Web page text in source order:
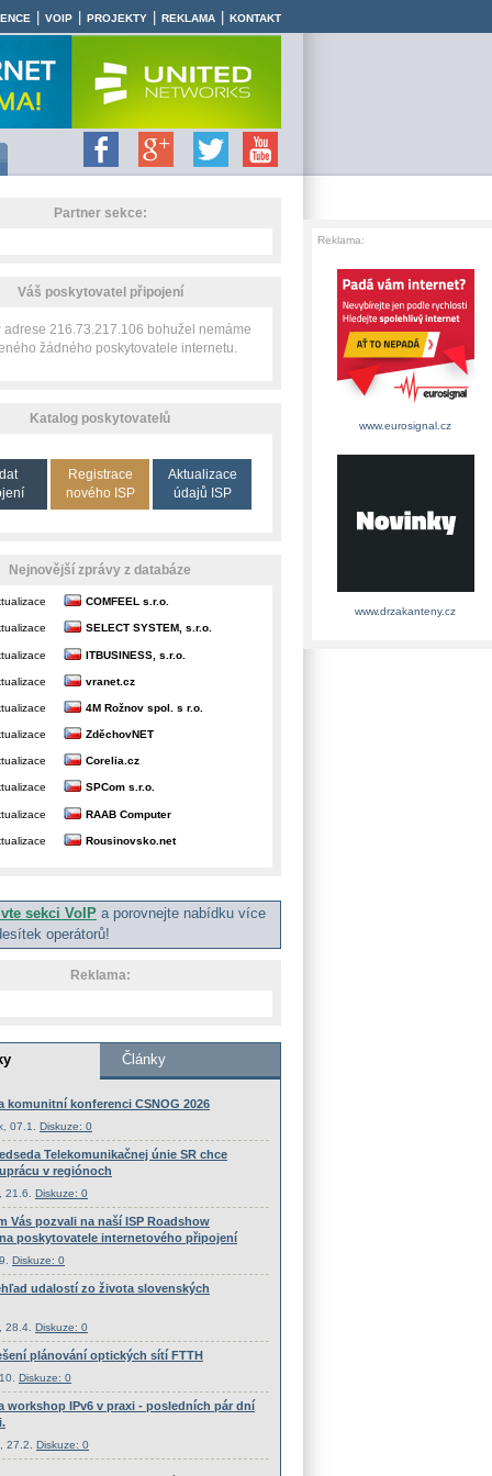
VOIP PROJEKTY REKLAMA KONTAKT
Partner sekce:
Váš poskytovatel připojení
adrese 216.73.217.106 bohužel nemáme
žádného poskytovatele internetu.
Katalog poskytovatelů
Registrace
nového ISP
Aktualizace
údajů ISP
Nejnovější zprávy z databáze
COMFEEL s.r.o.
SELECT SYSTEM, s.r.o.
ITBUSINESS, s.r.o.
vranet.cz
4M Rožnov spol. s r.o.
ZděchovNET
Corelia.cz
SPCom s.r.o.
RAAB Computer
Rousinovsko.net
sekci VoIP a porovnejte nabídku více
operátorů!
Reklama:
Reklama:
www.eurosignal.cz
www.drzakanteny.cz